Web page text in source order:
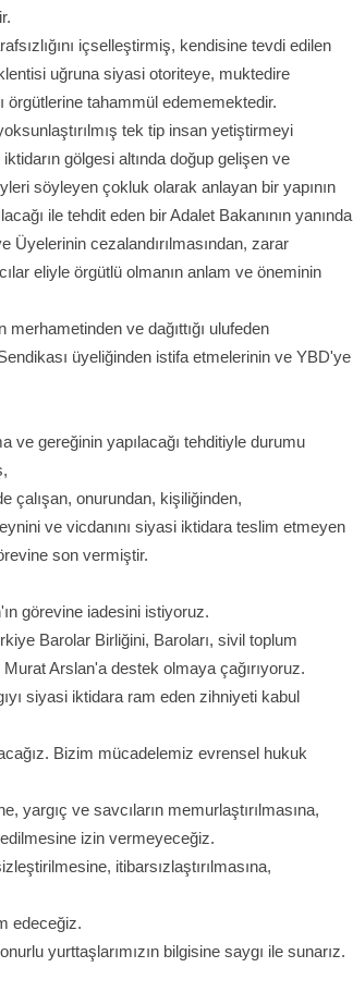
içselleştirmiş, kendisine tevdi edilen
uğruna siyasi otoriteye, muktedire
örgütlerine tahammül edememektedir.
tek tip insan yetiştirmeyi
gölgesi altında doğup gelişen ve
söyleyen çokluk olarak anlayan bir yapının
ile tehdit eden bir Adalet Bakanının yanında
Üyelerinin cezalandırılmasından, zarar
eliyle örgütlü olmanın anlam ve öneminin
ve dağıttığı ulufeden
üyeliğinden istifa etmelerinin ve YBD'ye
ve gereğinin yapılacağı tehditiyle durumu
çalışan, onurundan, kişiliğinden,
ve vicdanını siyasi iktidara teslim etmeyen
son vermiştir.
görevine iadesini istiyoruz.
Barolar Birliğini, Baroları, sivil toplum
Arslan'a destek olmaya çağırıyoruz.
siyasi iktidara ram eden zihniyeti kabul
Bizim mücadelemiz evrensel hukuk
yargıç ve savcıların memurlaştırılmasına,
edilmesine izin vermeyeceğiz.
itibarsızlaştırılmasına,
edeceğiz.
yurttaşlarımızın bilgisine saygı ile sunarız.